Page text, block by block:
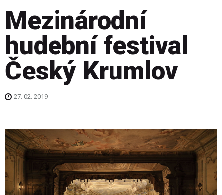
Mezinárodní
hudební festival
Český Krumlov
27. 02. 2019